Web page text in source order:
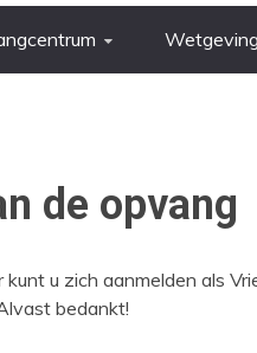
Wetgeving
de opvang
u zich aanmelden als
bedankt!